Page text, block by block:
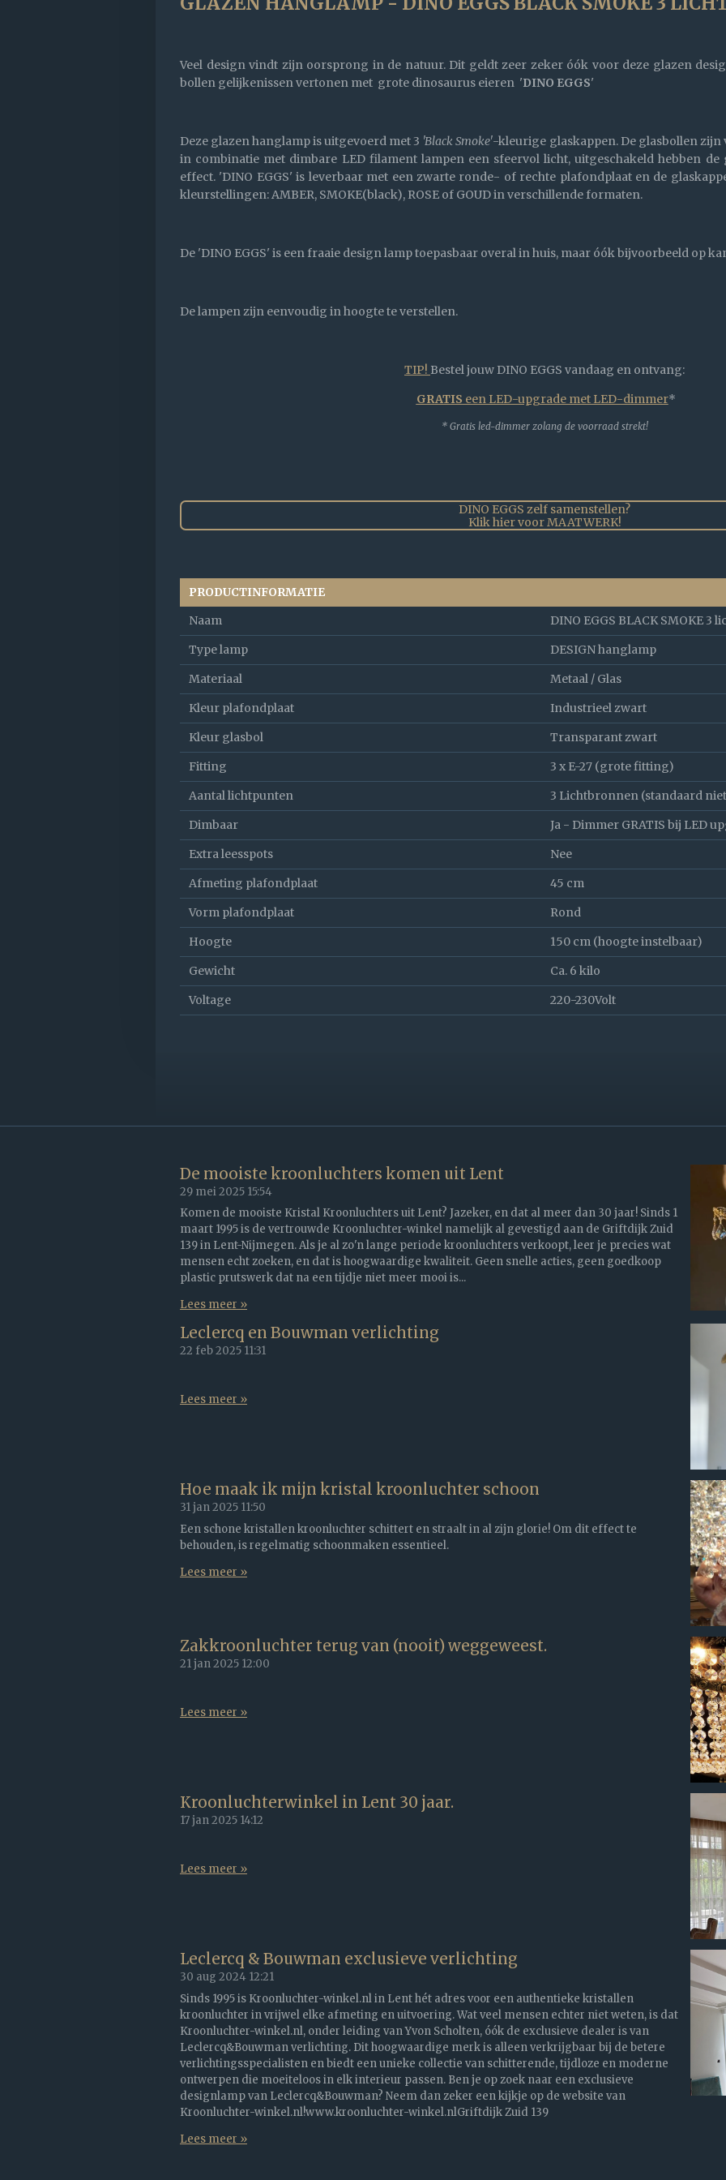
Veel design vindt zijn oorsprong in de natuur. Dit geldt zeer zeker óók voor deze glazen
bollen gelijkenissen vertonen met grote dinosaurus eieren 'DINO EGGS'
Deze glazen hanglamp is uitgevoerd met 3 'Black Smoke'-kleurige glaskappen. De glasbollen zijn
in combinatie met dimbare LED filament lampen een sfeervol licht, uitgeschakeld hebben de
effect. 'DINO EGGS' is leverbaar met een zwarte ronde- of rechte plafondplaat en de
kleurstellingen: AMBER, SMOKE(black), ROSE of GOUD in verschillende formaten.
De 'DINO EGGS' is een fraaie design lamp toepasbaar overal in huis, maar óók bijvoorbeeld op
De lampen zijn eenvoudig in hoogte te verstellen.
TIP! Bestel jouw DINO EGGS vandaag en ontvang:
GRATIS een LED-upgrade met LED-dimmer*
* Gratis led-dimmer zolang de voorraad strekt!
DINO EGGS zelf samenstellen?
Klik hier voor MAATWERK!
PRODUCTINFORMATIE
Naam
DINO EGGS BLACK SMOKE 3
Type lamp
DESIGN hanglamp
Materiaal
Metaal / Glas
Kleur plafondplaat
Industrieel zwart
Kleur glasbol
Transparant zwart
Fitting
3 x E-27 (grote fitting)
Aantal lichtpunten
3 Lichtbronnen (standaard
Dimbaar
Ja - Dimmer GRATIS bij LED
Extra leesspots
Nee
Afmeting plafondplaat
45 cm
Vorm plafondplaat
Rond
Hoogte
150 cm (hoogte instelbaar)
Gewicht
Ca. 6 kilo
Voltage
220-230Volt
De mooiste kroonluchters komen uit Lent
29 mei 2025 15:54
Komen de mooiste Kristal Kroonluchters uit Lent? Jazeker, en dat al meer dan 30 jaar! Sinds 1
maart 1995 is de vertrouwde Kroonluchter-winkel namelijk al gevestigd aan de Griftdijk Zuid
139 in Lent-Nijmegen. Als je al zo'n lange periode kroonluchters verkoopt, leer je precies wat
mensen echt zoeken, en dat is hoogwaardige kwaliteit. Geen snelle acties, geen goedkoop
plastic prutswerk dat na een tijdje niet meer mooi is...
Lees meer »
Leclercq en Bouwman verlichting
22 feb 2025 11:31
Lees meer »
Hoe maak ik mijn kristal kroonluchter schoon
31 jan 2025 11:50
Een schone kristallen kroonluchter schittert en straalt in al zijn glorie! Om dit effect te
behouden, is regelmatig schoonmaken essentieel.
Lees meer »
Zakkroonluchter terug van (nooit) weggeweest.
21 jan 2025 12:00
Lees meer »
Kroonluchterwinkel in Lent 30 jaar.
17 jan 2025 14:12
Lees meer »
Leclercq & Bouwman exclusieve verlichting
30 aug 2024 12:21
Sinds 1995 is Kroonluchter-winkel.nl in Lent hét adres voor een authentieke kristallen
kroonluchter in vrijwel elke afmeting en uitvoering. Wat veel mensen echter niet weten, is dat
Kroonluchter-winkel.nl, onder leiding van Yvon Scholten, óók de exclusieve dealer is van
Leclercq&Bouwman verlichting. Dit hoogwaardige merk is alleen verkrijgbaar bij de betere
verlichtingsspecialisten en biedt een unieke collectie van schitterende, tijdloze en moderne
ontwerpen die moeiteloos in elk interieur passen. Ben je op zoek naar een exclusieve
designlamp van Leclercq&Bouwman? Neem dan zeker een kijkje op de website van
Kroonluchter-winkel.nl!www.kroonluchter-winkel.nlGriftdijk Zuid 139
Lees meer »